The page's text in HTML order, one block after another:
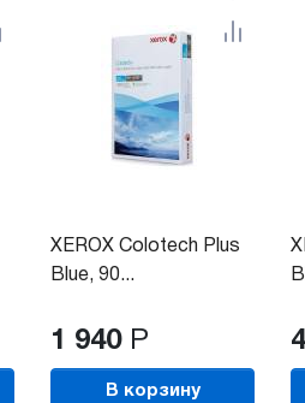
XEROX Colotech Plus
Blue, 90...
1 940 Р
В корзину